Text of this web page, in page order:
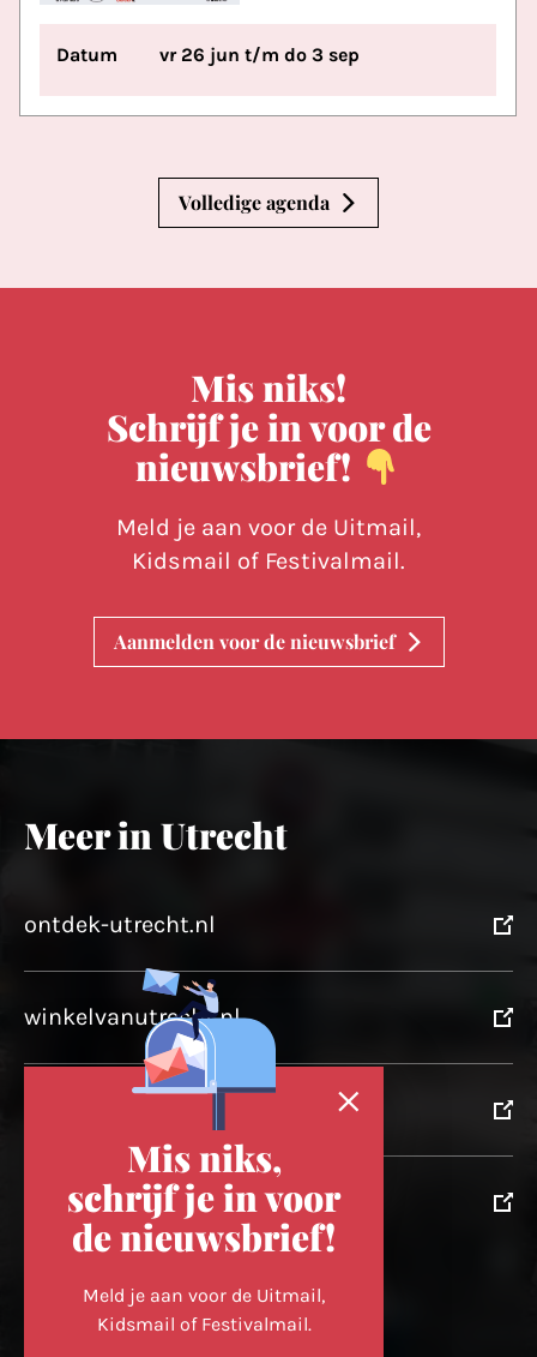
Datum vr 26 jun t/m do 3 sep
Volledige agenda
Mis niks!
Schrijf je in voor de
nieuwsbrief!
Meld je aan voor de Uitmail,
Kidsmail of Festivalmail.
Aanmelden voor de nieuwsbrief
Meer in Utrecht
ontdek-utrecht.nl
winkelvanutrecht.nl
utrechtpartners.nl
Volg ons op
Mis niks,
schrijf je in voor
de nieuwsbrief!
Meld je aan voor de Uitmail,
Kidsmail of Festivalmail.